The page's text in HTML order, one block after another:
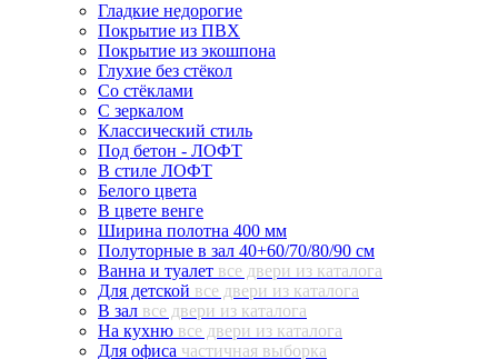
Гладкие недорогие
Покрытие из ПВХ
Покрытие из экошпона
Глухие без стёкол
Со стёклами
С зеркалом
Классический стиль
Под бетон - ЛОФТ
В стиле ЛОФТ
Белого цвета
В цвете венге
Ширина полотна 400 мм
Полуторные в зал 40+60/70/80/90 см
Ванна и туалет все двери из каталога
Для детской все двери из каталога
В зал все двери из каталога
На кухню все двери из каталога
Для офиса частичная выборка